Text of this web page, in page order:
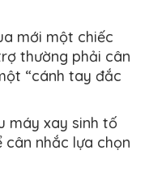
mới một chiếc
thường phải cân
“cánh tay đắc
máy xay sinh tố
nhắc lựa chọn